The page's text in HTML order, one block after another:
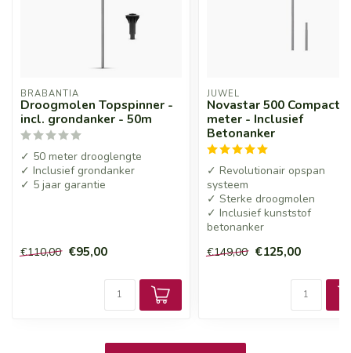
BRABANTIA
Droogmolen Topspinner -
incl. grondanker - 50m
✓ 50 meter drooglengte
✓ Inclusief grondanker
✓ 5 jaar garantie
€110,00 €95,00
JUWEL
Novastar 500 Compact -
meter - Inclusief
Betonanker
✓ Revolutionair opspan
systeem
✓ Sterke droogmolen
✓ Inclusief kunststof
betonanker
€149,00 €125,00